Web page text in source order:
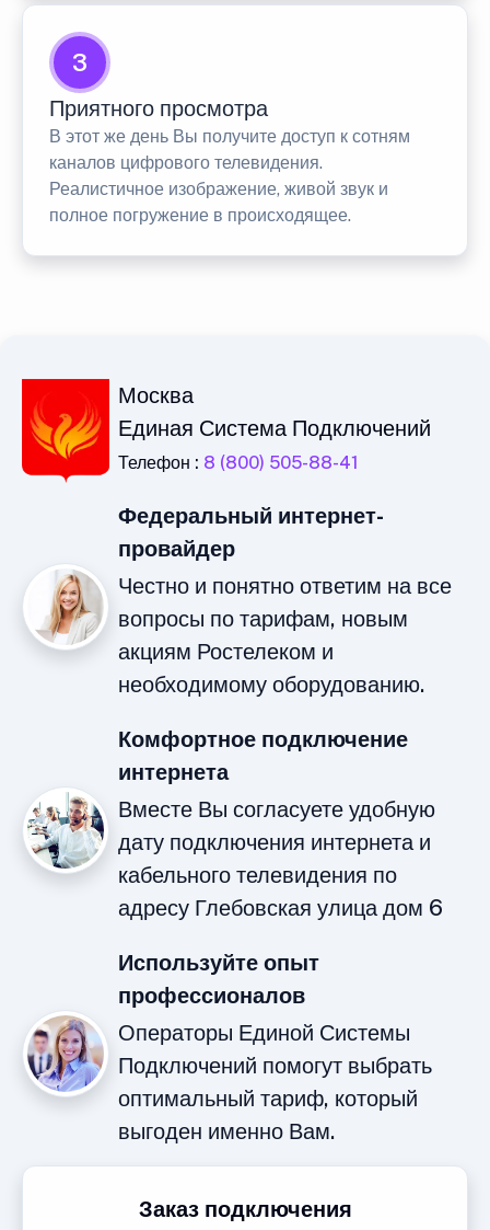
3
Приятного просмотра
В этот же день Вы получите доступ к сотням
каналов цифрового телевидения.
Реалистичное изображение, живой звук и
полное погружение в происходящее.
Москва
Единая Система Подключений
Телефон : 8 (800) 505-88-41
Федеральный интернет-
провайдер
Честно и понятно ответим на все
вопросы по тарифам, новым
акциям Ростелеком и
необходимому оборудованию.
Комфортное подключение
интернета
Вместе Вы согласуете удобную
дату подключения интернета и
кабельного телевидения по
адресу Глебовская улица дом 6
Используйте опыт
профессионалов
Операторы Единой Системы
Подключений помогут выбрать
оптимальный тариф, который
выгоден именно Вам.
Заказ подключения